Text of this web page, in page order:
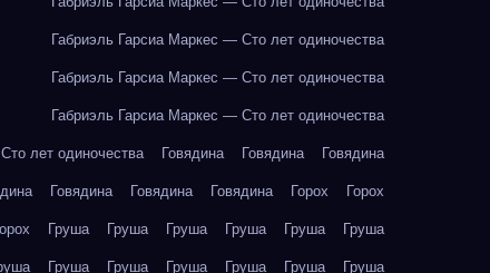
Габриэль Гарсиа Маркес — Сто лет одиночества
Габриэль Гарсиа Маркес — Сто лет одиночества
Габриэль Гарсиа Маркес — Сто лет одиночества
лет одиночества Говядина Говядина Говядина
Говядина Говядина Говядина Горох Горох
Груша Груша Груша Груша Груша Груша
Груша Груша Груша Груша Груша Груша